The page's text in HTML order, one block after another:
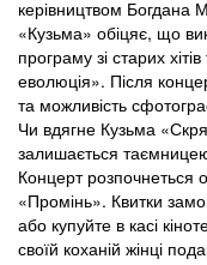
керівництвом Богдана
«Кузьма» обіцяє, що
програму зі старих
еволюція». Після
та можливість
Чи вдягне Кузьма
залишається
Концерт розпочнеться
«Промінь». Квитки
або купуйте в касі
своїй коханій жінці